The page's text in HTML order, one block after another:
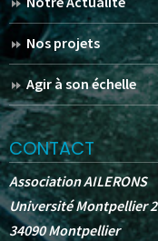
Nos projets
Agir à son échelle
CONTACT
Association AILERONS
Université Montpellier 2
34090 Montpellier